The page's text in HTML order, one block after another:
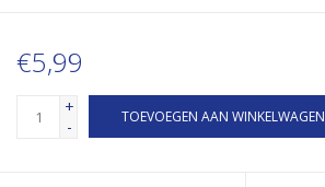
€5,99
+
-
TOEVOEGEN AAN WINKELWAGEN